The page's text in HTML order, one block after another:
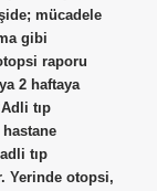
mücadele
gibi
raporu
2 haftaya
tıp
tıp
Yerinde otopsi,